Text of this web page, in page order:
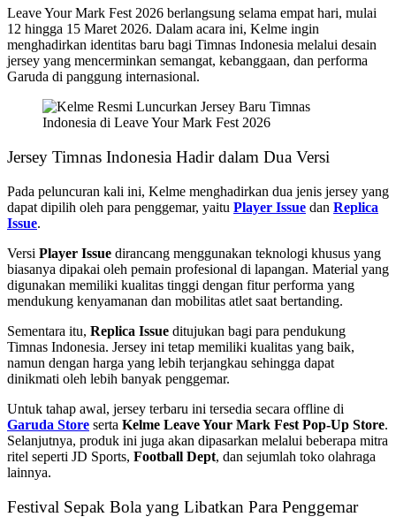
Leave Your Mark Fest 2026 berlangsung selama empat hari, mulai
12 hingga 15 Maret 2026. Dalam acara ini, Kelme ingin
menghadirkan identitas baru bagi Timnas Indonesia melalui desain
jersey yang mencerminkan semangat, kebanggaan, dan performa
Garuda di panggung internasional.
Jersey Timnas Indonesia Hadir dalam Dua Versi
Pada peluncuran kali ini, Kelme menghadirkan dua jenis jersey yang
dapat dipilih oleh para penggemar, yaitu Player Issue dan Replica
Issue.
Versi Player Issue dirancang menggunakan teknologi khusus yang
biasanya dipakai oleh pemain profesional di lapangan. Material yang
digunakan memiliki kualitas tinggi dengan fitur performa yang
mendukung kenyamanan dan mobilitas atlet saat bertanding.
Sementara itu, Replica Issue ditujukan bagi para pendukung
Timnas Indonesia. Jersey ini tetap memiliki kualitas yang baik,
namun dengan harga yang lebih terjangkau sehingga dapat
dinikmati oleh lebih banyak penggemar.
Untuk tahap awal, jersey terbaru ini tersedia secara offline di
Garuda Store serta Kelme Leave Your Mark Fest Pop-Up Store.
Selanjutnya, produk ini juga akan dipasarkan melalui beberapa mitra
ritel seperti JD Sports, Football Dept, dan sejumlah toko olahraga
lainnya.
Festival Sepak Bola yang Libatkan Para Penggemar